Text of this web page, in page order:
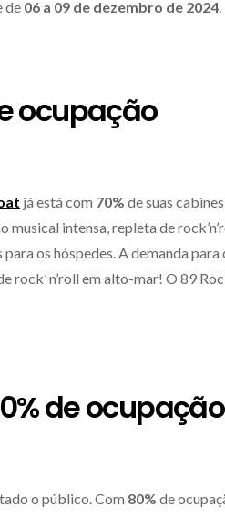
de 06 a 09 de dezembro de 2024.
ocupação
já está com 70% de suas
intensa, repleta de
os hóspedes. A demanda para
rock’ n’roll em alto-mar! O 89
de ocupação
o público. Com 80% de